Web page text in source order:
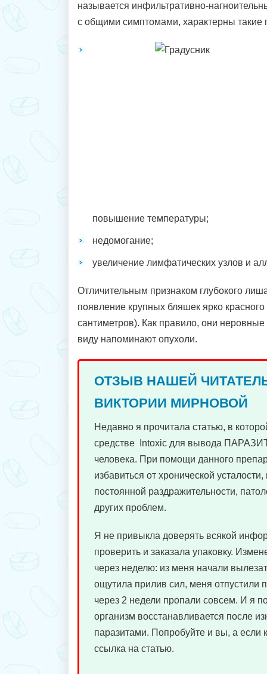
называется инфильтративно-
с общими симптомами, характерны такие
повышение температуры;
недомогание;
увеличение лимфатических узлов и
Отличительным признаком глубокого
появление крупных бляшек ярко
сантиметров). Как правило, они
виду напоминают опухоли.
ОТЗЫВ НАШЕЙ
ВИКТОРИИ МИРНОВОЙ
Недавно я прочитала статью, в
средстве Intoxic для вывода
человека. При помощи данного
избавиться от хронической
постоянной раздражительности,
других проблем.
Я не привыкла доверять всякой
проверить и заказала упаковку.
через неделю: из меня начали
ощутила прилив сил, меня отпустили
через 2 недели пропали совсем. И я
организм восстанавливается после
паразитами. Попробуйте и вы, а если
ссылка на статью.